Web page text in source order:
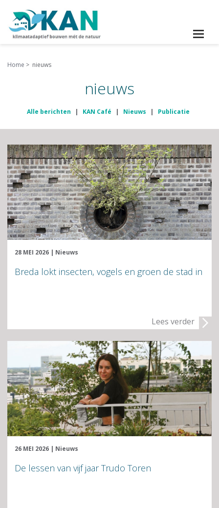
Home nieuws
nieuws
Alle berichten KAN Café Nieuws Publicatie
28 MEI 2026 | Nieuws
Breda lokt insecten, vogels en groen de stad in
Lees verder
26 MEI 2026 | Nieuws
De lessen van vijf jaar Trudo Toren